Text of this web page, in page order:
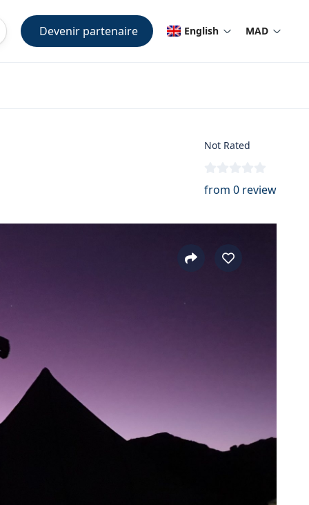
Devenir partenaire English MAD
Not Rated
from 0 review